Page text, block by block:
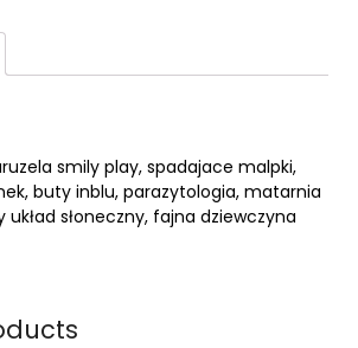
smily play, spadajace malpki,
buty inblu, parazytologia, matarnia
układ słoneczny, fajna dziewczyna